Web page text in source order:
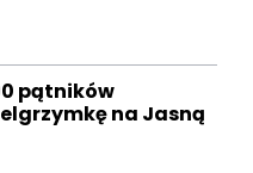
pątników
na Jasną